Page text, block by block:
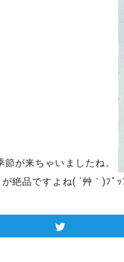
が来ちゃいましたね。
絶品ですよね( ´艸｀)ﾌﾟｯ